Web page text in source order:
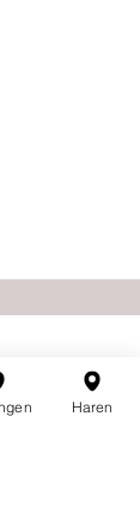
Haren